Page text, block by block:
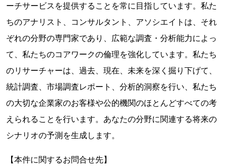
ーチサービスを提供することを常に目指しています。私た
ちのアナリスト、コンサルタント、アソシエイトは、それ
ぞれの分野の専門家であり、広範な調査・分析能力によっ
て、私たちのコアワークの倫理を強化しています。私たち
のリサーチャーは、過去、現在、未来を深く掘り下げて、
統計調査、市場調査レポート、分析的洞察を行い、私たち
の大切な企業家のお客様や公的機関のほとんどすべての考
えられることを行います。あなたの分野に関連する将来の
シナリオの予測を生成します。
【本件に関するお問合せ先】